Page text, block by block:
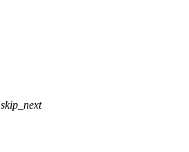
skip_next